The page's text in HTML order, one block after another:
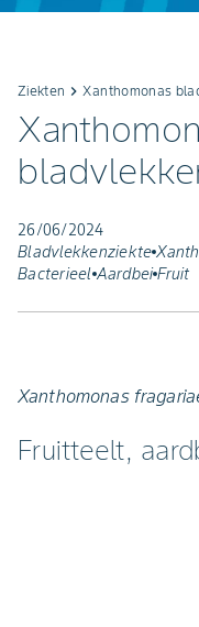
Ziekten keyboard_arrow_rightXanthomonas
26/06/2024
Bladvlekkenziekte
Bacterieel Aardbei Fruit
Xanthomonas
Fruitteelt,